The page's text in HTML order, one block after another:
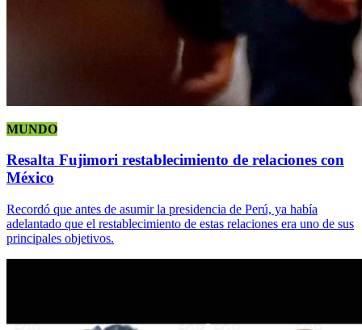
MUNDO
Resalta Fujimori restablecimiento de relaciones con
México
Recordó que antes de asumir la presidencia de Perú, ya había
adelantado que el restablecimiento de estas relaciones era uno de sus
principales objetivos.